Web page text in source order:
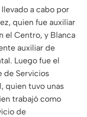
a cabo por
quien fue auxiliar
el Centro, y Blanca
auxiliar de
Luego fue el
de Servicios
quien tuvo unas
trabajó como
de